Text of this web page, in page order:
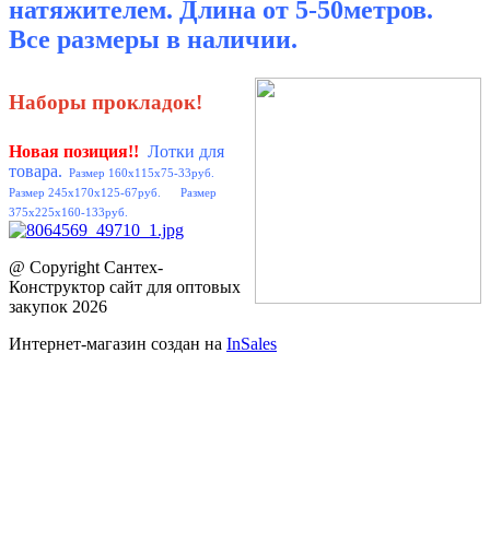
натяжителем. Длина от 5-50метров.
Все размеры в наличии.
Наборы прокладок!
Новая позиция!! Лотки для
товара.
Размер 160x115x75-33руб.
Размер 245x170x125-67руб. Размер
375x225x160-133руб.
@ Copyright Сантех-
Конструктор сайт для оптовых
закупок 2026
Интернет-магазин создан на InSales